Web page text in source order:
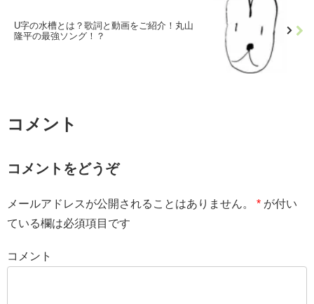
U字の水槽とは？歌詞と動画をご紹介！丸山
隆平の最強ソング！？
コメント
コメントをどうぞ
メールアドレスが公開されることはありません。 * が付い
ている欄は必須項目です
コメント